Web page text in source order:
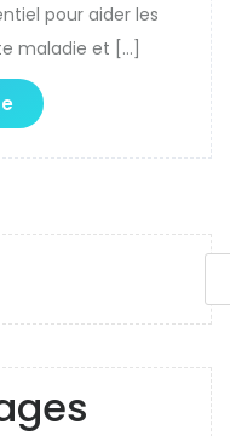
pour aider les
maladie et […]